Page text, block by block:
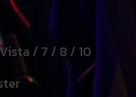
/ 7 / 8 / 10